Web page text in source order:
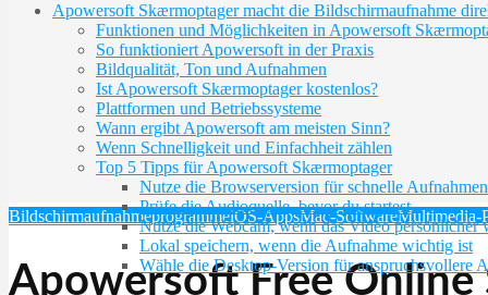
BildschirmaufnahmeprogrammeiOS-AppsMac-SoftwareMultimedia-
Apowersoft Free Online
Apowersoft Skærmoptager macht die Bildschirmaufnahme
Funktionen und Möglichkeiten in Apowersoft
So funktioniert Apowersoft in der Praxis
Bildqualität, Ton und Aufnahmen
Ist Apowersoft Skærmoptager kostenlos?
Plattformen und Betriebssysteme
Wann ergibt Apowersoft am meisten Sinn?
Wenn Schnelligkeit und Einfachheit zählen
Top 5 Tipps für Apowersoft Skærmoptager
Nutze die Browserversion für schnelle Aufnahmen
Prüfe die Audioquelle, bevor du startest
Nutze die Webcam, wenn das Video persönlicher
Lokal speichern, wenn die Aufnahme wichtig ist
Wähle die Desktop-Version für anspruchsvollere